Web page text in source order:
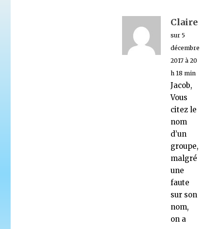
Claire
sur 5
décembre
2017 à 20
h 18 min
Jacob,
Vous
citez le
nom
d’un
groupe,
malgré
une
faute
sur son
nom,
on a